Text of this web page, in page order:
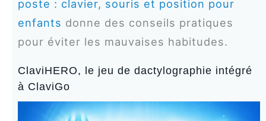
poste : clavier, souris et position pour
enfants donne des conseils pratiques
pour éviter les mauvaises habitudes.
ClaviHERO, le jeu de dactylographie intégré
à ClaviGo